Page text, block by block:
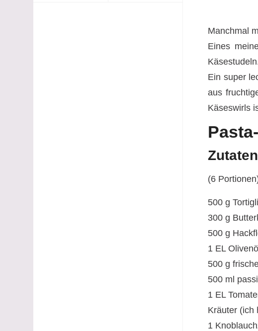
Manchmal
Eines
Ein super
aus
Käseswirls
(6
500 g
300 g
500 g
1 EL
500 g
500 ml
1 EL
Kräuter (ich
1